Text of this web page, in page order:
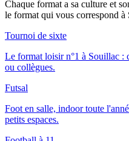
Chaque format a sa culture et
le format qui vous correspond à
Tournoi de sixte
Le format loisir n°1 à Souillac :
ou collègues.
Futsal
Foot en salle, indoor toute
petits espaces.